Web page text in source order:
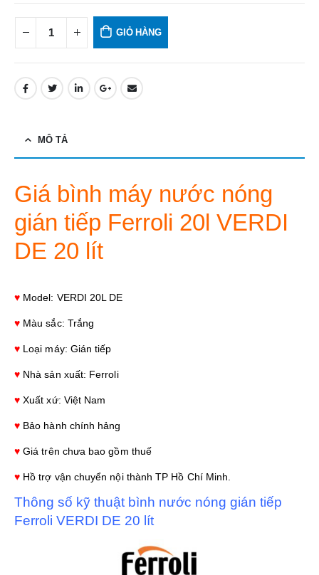
GIỎ HÀNG
MÔ TẢ
Giá bình máy nước nóng
gián tiếp Ferroli 20l VERDI
DE 20 lít
♥ Model: VERDI 20L DE
♥ Màu sắc: Trắng
♥ Loại máy: Gián tiếp
♥ Nhà sản xuất: Ferroli
♥ Xuất xứ: Việt Nam
♥ Bảo hành chính hảng
♥ Giá trên chưa bao gồm thuế
♥ Hồ trợ vận chuyển nội thành TP Hồ Chí Minh.
Thông số kỹ thuật bình nước nóng gián tiếp
Ferroli VERDI DE 20 lít